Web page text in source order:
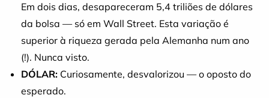
Em dois dias, desapareceram 5,4 triliões de dólares
da bolsa — só em Wall Street. Esta variação é
superior à riqueza gerada pela Alemanha num ano
(!). Nunca visto.
DÓLAR: Curiosamente, desvalorizou — o oposto do
esperado.